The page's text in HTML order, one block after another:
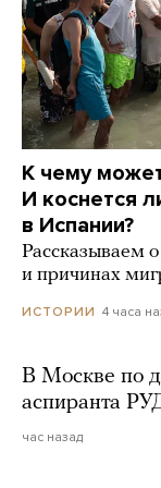
К чему
И коснется
в Испании?
Рассказываем
и причинах
ИСТОРИИ 4 часа
В Москве по
аспиранта
час назад